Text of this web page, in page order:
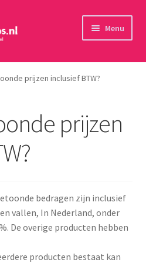
Menu
prijzen inclusief BTW?
prijzen
bedragen zijn inclusief
vallen, In Nederland, onder
De overige producten hebben
producten bestaat kan